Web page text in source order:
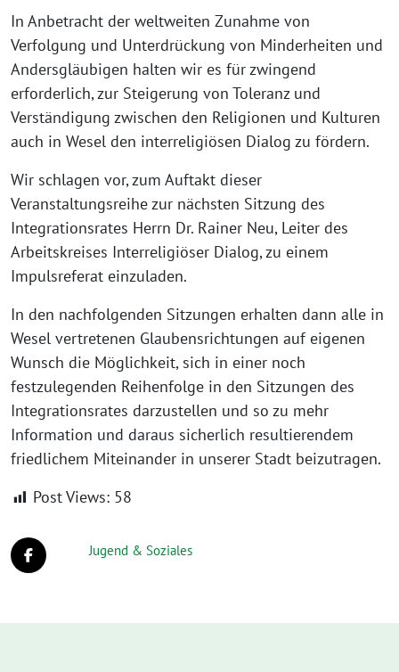
In Anbetracht der weltweiten Zunahme von
Verfolgung und Unterdrückung von Minderheiten und
Andersgläubigen halten wir es für zwingend
erforderlich, zur Steigerung von Toleranz und
Verständigung zwischen den Religionen und Kulturen
auch in Wesel den interreligiösen Dialog zu fördern.
Wir schlagen vor, zum Auftakt dieser
Veranstaltungsreihe zur nächsten Sitzung des
Integrationsrates Herrn Dr. Rainer Neu, Leiter des
Arbeitskreises Interreligiöser Dialog, zu einem
Impulsreferat einzuladen.
In den nachfolgenden Sitzungen erhalten dann alle in
Wesel vertretenen Glaubensrichtungen auf eigenen
Wunsch die Möglichkeit, sich in einer noch
festzulegenden Reihenfolge in den Sitzungen des
Integrationsrates darzustellen und so zu mehr
Information und daraus sicherlich resultierendem
friedlichem Miteinander in unserer Stadt beizutragen.
Post Views: 58
Jugend & Soziales